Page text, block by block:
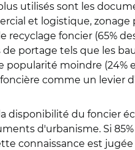
utilisés sont les
et logistique, zonage
recyclage foncier (65%
portage tels que les
popularité moindre (24%
comme un levier
disponibilité du foncier
d'urbanisme. Si
connaissance est